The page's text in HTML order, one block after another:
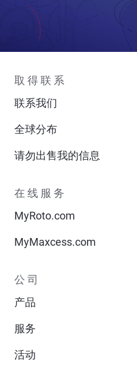
取得联系
联系我们
全球分布
请勿出售我的信息
在线服务
MyRoto.com
MyMaxcess.com
公司
产品
服务
活动